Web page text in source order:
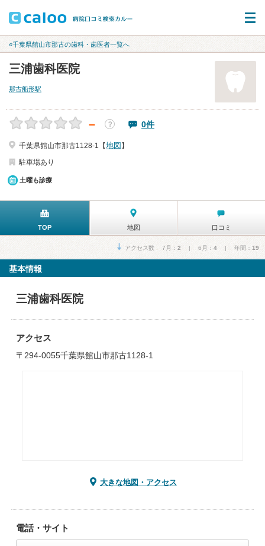
«千葉県館山市那古の歯科・歯医者一覧へ
三浦歯科医院
那古船形駅
－ ？ 0件
千葉県館山市那古1128-1【地図 】
駐車場あり
土曜も診療
TOP 地図 口コミ
アクセス数 7月： 2 | 6月： 4 | 年間： 19
基本情報
三浦歯科医院
アクセス
〒294-0055千葉県館山市那古1128-1
大きな地図・アクセス
電話・サイト